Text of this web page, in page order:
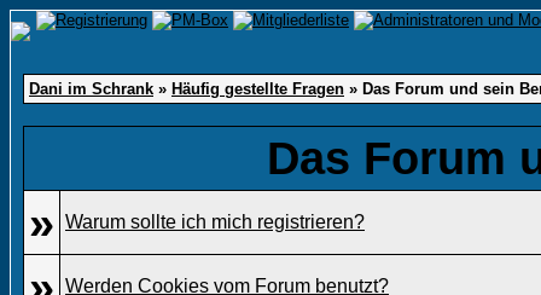
Dani im Schrank » Häufig gestellte Fragen » Das Forum und sein
Das Forum
» Warum sollte ich mich registrieren?
Werden Cookies vom Forum benutzt?